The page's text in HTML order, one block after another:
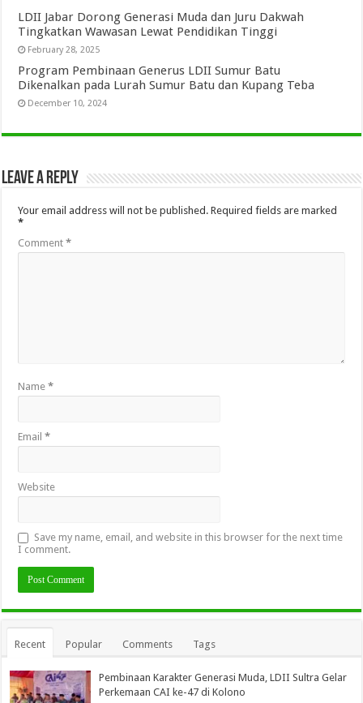
LDII Jabar Dorong Generasi Muda dan Juru Dakwah
Tingkatkan Wawasan Lewat Pendidikan Tinggi
February 28, 2025
Program Pembinaan Generus LDII Sumur Batu
Dikenalkan pada Lurah Sumur Batu dan Kupang Teba
December 10, 2024
Leave a Reply
Your email address will not be published. Required fields are marked
*
Comment*
Name*
Email*
Website
Save my name, email, and website in this browser for the next time
I comment.
Recent Popular Comments Tags
Pembinaan Karakter Generasi Muda, LDII Sultra Gelar
Perkemaan CAI ke-47 di Kolono